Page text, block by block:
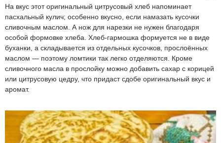
На вкус этот оригинальный цитрусовый хлеб напоминает
пасхальный кулич; особенно вкусно, если намазать кусочки
сливочным маслом. А нож для нарезки не нужен благодаря
особой формовке хлеба. Хлеб-гармошка формуется не в виде
буханки, а складывается из отдельных кусочков, прослоённых
маслом — поэтому ломтики так легко отделяются. Кроме
сливочного масла в прослойку можно добавить сахар с корицей
или цитрусовую цедру, что придаст сдобе оригинальный вкус и
аромат.